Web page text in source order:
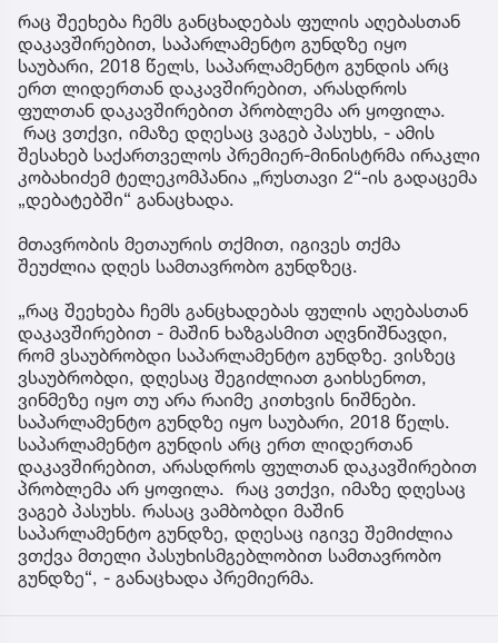
გარდაცვლილი იპოვეს
რაც შეეხება ჩემს განცხადებას ფულის აღებასთან
დაკავშირებით, საპარლამენტო გუნდზე იყო
საუბარი, 2018 წელს, საპარლამენტო გუნდის არც
ერთ ლიდერთან დაკავშირებით, არასდროს
ფულთან დაკავშირებით პრობლემა არ ყოფილა.
რაც ვთქვი, იმაზე დღესაც ვაგებ პასუხს, - ამის
შესახებ საქართველოს პრემიერ-მინისტრმა ირაკლი
კობახიძემ ტელეკომპანია „რუსთავი 2“-ის გადაცემა
„დებატებში“ განაცხადა.
მთავრობის მეთაურის თქმით, იგივეს თქმა
შეუძლია დღეს სამთავრობო გუნდზეც.
„რაც შეეხება ჩემს განცხადებას ფულის აღებასთან
დაკავშირებით - მაშინ ხაზგასმით აღვნიშნავდი,
რომ ვსაუბრობდი საპარლამენტო გუნდზე. ვისზეც
ვსაუბრობდი, დღესაც შეგიძლიათ გაიხსენოთ,
ვინმეზე იყო თუ არა რაიმე კითხვის ნიშნები.
საპარლამენტო გუნდზე იყო საუბარი, 2018 წელს.
საპარლამენტო გუნდის არც ერთ ლიდერთან
დაკავშირებით, არასდროს ფულთან დაკავშირებით
პრობლემა არ ყოფილა. რაც ვთქვი, იმაზე დღესაც
ვაგებ პასუხს. რასაც ვამბობდი მაშინ
საპარლამენტო გუნდზე, დღესაც იგივე შემიძლია
ვთქვა მთელი პასუხისმგებლობით სამთავრობო
გუნდზე“, - განაცხადა პრემიერმა.